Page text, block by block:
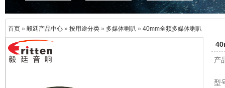
首页 » 毅廷产品中心 » 按用途分类 » 多媒体喇叭 » 40mm全频多媒体喇叭
产
型